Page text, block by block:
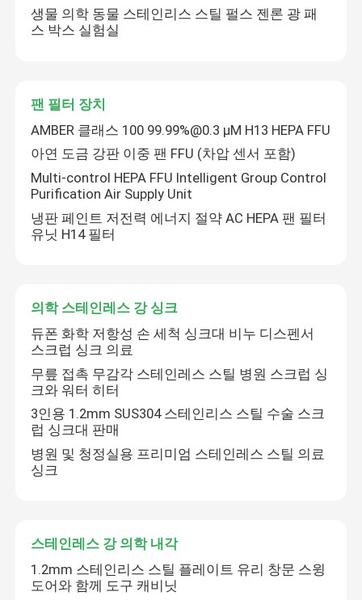
벽체 샌드위치 패널
스테인레스 강 패스 박스
팬 필터 장치
의학 스테인레스 강 싱크
공기 처리 장치
생물 의학 동물 스테인리스 스틸 펄스 젠론 광 패
스 박스 실험실
팬 필터 장치
AMBER 클래스 100 99.99%@0.3 μM H13 HEPA FFU
아연 도금 강판 이중 팬 FFU (차압 센서 포함)
Multi-control HEPA FFU Intelligent Group Control
Purification Air Supply Unit
냉판 페인트 저전력 에너지 절약 AC HEPA 팬 필터
유닛 H14 필터
의학 스테인레스 강 싱크
듀폰 화학 저항성 손 세척 싱크대 비누 디스펜서
스크럽 싱크 의료
무릎 접촉 무감각 스테인레스 스틸 병원 스크럽 싱
크와 워터 히터
3인용 1.2mm SUS304 스테인리스 스틸 수술 스크
럽 싱크대 판매
병원 및 청정실용 프리미엄 스테인레스 스틸 의료
싱크
스테인레스 강 의학 내각
1.2mm 스테인리스 스틸 플레이트 유리 창문 스윙
도어와 함께 도구 캐비닛